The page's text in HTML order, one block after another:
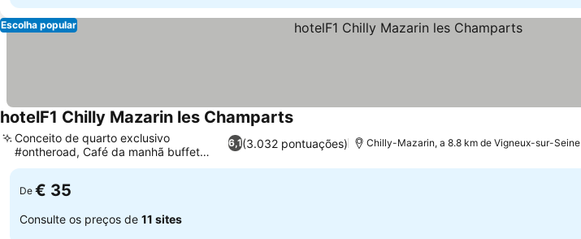
Escolha popular
hotelF1 Chilly Mazarin les ChampartsVer preços
6,1(3.032 pontuações)
Conceito de quarto exclusivo
#ontheroad, Café da manhã buffet
ilimitado
Chilly-Mazarin, a 8.8 km de Vigneux-sur-Seine
De € 35
Consulte os preços de 11 sites